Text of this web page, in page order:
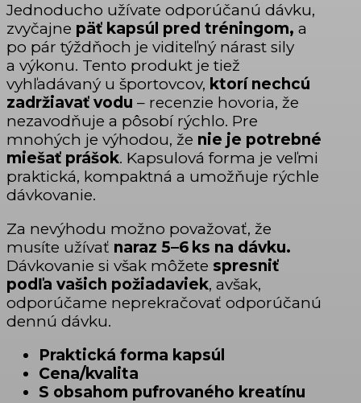
Jednoducho užívate odporúčanú dávku,
zvyčajne päť kapsúl pred tréningom, a
po pár týždňoch je viditeľný nárast sily
a výkonu. Tento produkt je tiež
vyhľadávaný u športovcov, ktorí nechcú
zadržiavať vodu – recenzie hovoria, že
nezavodňuje a pôsobí rýchlo. Pre
mnohých je výhodou, že nie je potrebné
miešať prášok. Kapsulová forma je veľmi
praktická, kompaktná a umožňuje rýchle
dávkovanie.
Za nevýhodu možno považovať, že
musíte užívať naraz 5–6 ks na dávku.
Dávkovanie si však môžete spresniť
podľa vašich požiadaviek, avšak,
odporúčame neprekračovať odporúčanú
dennú dávku.
Praktická forma kapsúl
Cena/kvalita
S obsahom pufrovaného kreatínu